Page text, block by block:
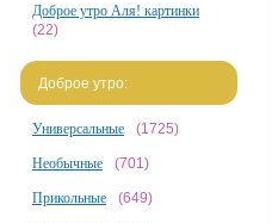
Доброе утро Аля! картинки
(22)
Доброе утро:
Универсальные (1725)
Необычные (701)
Прикольные (649)